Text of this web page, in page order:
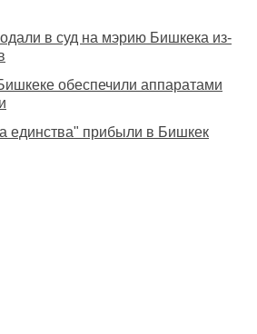
в суд на мэрию Бишкека из-
обеспечили аппаратами
единства" прибыли в Бишкек